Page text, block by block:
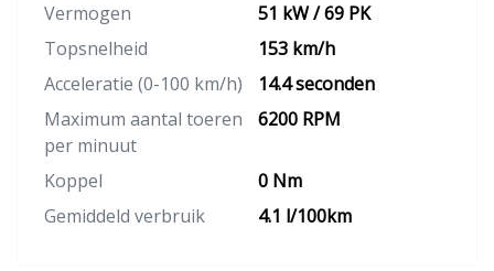
Vermogen
51 kW / 69 PK
Topsnelheid
153 km/h
Acceleratie (0-100 km/h)
14.4 seconden
Maximum aantal toeren
per minuut
6200 RPM
Koppel
0 Nm
Gemiddeld verbruik
4.1 l/100km